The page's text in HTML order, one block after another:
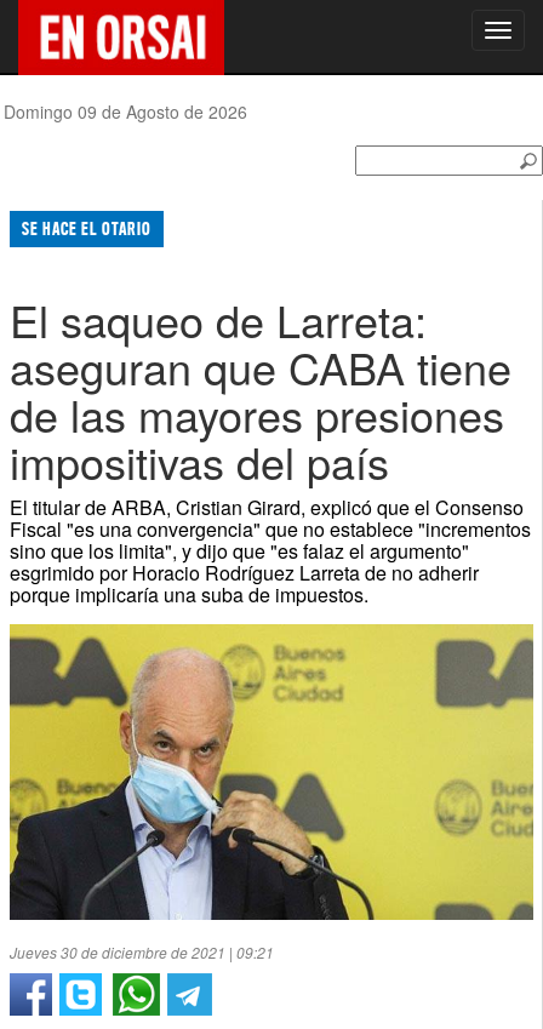
Domingo 09 de Agosto de 2026
SE HACE EL OTARIO
El saqueo de Larreta:
aseguran que CABA tiene
de las mayores presiones
impositivas del país
El titular de ARBA, Cristian Girard, explicó que el Consenso
Fiscal "es una convergencia" que no establece "incrementos
sino que los limita", y dijo que "es falaz el argumento"
esgrimido por Horacio Rodríguez Larreta de no adherir
porque implicaría una suba de impuestos.
Jueves 30 de diciembre de 2021 | 09:21